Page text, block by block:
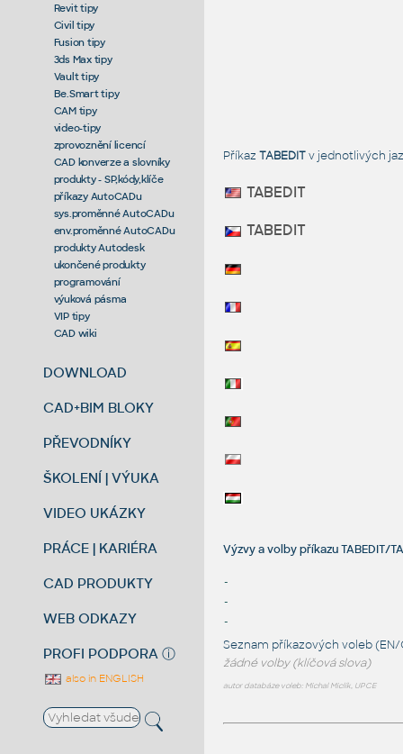
Revit tipy
Civil tipy
Fusion tipy
3ds Max tipy
Vault tipy
Be.Smart tipy
CAM tipy
video-tipy
zprovoznění licencí
CAD konverze a slovníky
produkty - SP,kódy,klíče
příkazy AutoCADu
sys.proměnné AutoCADu
env.proměnné AutoCADu
produkty Autodesk
ukončené produkty
programování
výuková pásma
VIP tipy
CAD wiki
DOWNLOAD
CAD+BIM BLOKY
PŘEVODNÍKY
ŠKOLENÍ | VÝUKA
VIDEO UKÁZKY
PRÁCE | KARIÉRA
CAD PRODUKTY
WEB ODKAZY
PROFI PODPORA ⓘ
also in ENGLISH
Příkaz TABEDITv jednotlivých
TABEDIT
TABEDIT
Výzvy a volby příkazu TABEDIT/
-
-
-
Seznam příkazových voleb (EN/
žádné volby (klíčová slova)
autor databáze voleb: Michal Miclík, UPCE